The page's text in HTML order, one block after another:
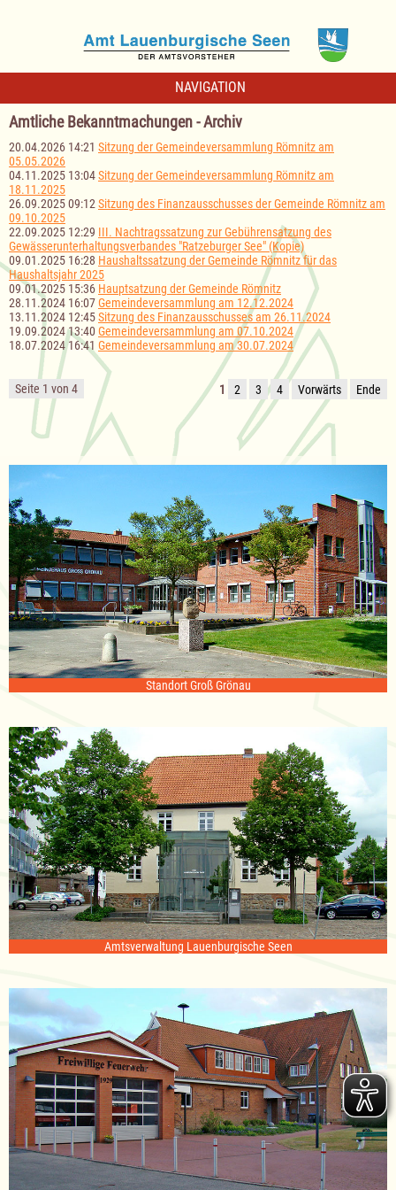
NAVIGATION
Amtliche Bekanntmachungen - Archiv
20.04.2026 14:21 Sitzung der Gemeindeversammlung Römnitz am
05.05.2026
04.11.2025 13:04Sitzung der Gemeindeversammlung Römnitz am
18.11.2025
26.09.2025 09:12 Sitzung des Finanzausschusses der Gemeinde Römnitz am
09.10.2025
22.09.2025 12:29 III. Nachtragssatzung zur Gebührensatzung des
Gewässerunterhaltungsverbandes "Ratzeburger See" (Kopie)
09.01.2025 16:28 Haushaltssatzung der Gemeinde Römnitz für das
Haushaltsjahr 2025
09.01.2025 15:36 Hauptsatzung der Gemeinde Römnitz
28.11.2024 16:07Gemeindeversammlung am 12.12.2024
13.11.2024 12:45Sitzung des Finanzausschusses am 26.11.2024
19.09.2024 13:40 Gemeindeversammlung am 07.10.2024
18.07.2024 16:41 Gemeindeversammlung am 30.07.2024
Seite 1 von 4 1 2 3 4 Vorwärts Ende
Standort Groß Grönau
Amtsverwaltung Lauenburgische Seen